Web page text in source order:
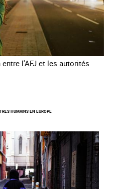
l'AFJ et les autorités
HUMAINS EN EUROPE